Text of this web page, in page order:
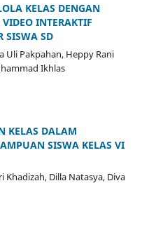
KELAS DENGAN
INTERAKTIF
SISWA SD
Uli Pakpahan, Heppy Rani
Ikhlas
KELAS DALAM
SISWA KELAS VI
Khadizah, Dilla Natasya, Diva